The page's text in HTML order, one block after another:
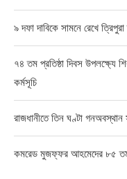
৯ দফা দাবিকে সামনে রেখে
৭৪ তম প্রতিষ্ঠা দিবস উপলক্ষ্যে
কর্মসূচি
রাজধানীতে তিন ঘণ্টা
কমরেড মুজফ্ফর আহমেদের ৮৫ তম